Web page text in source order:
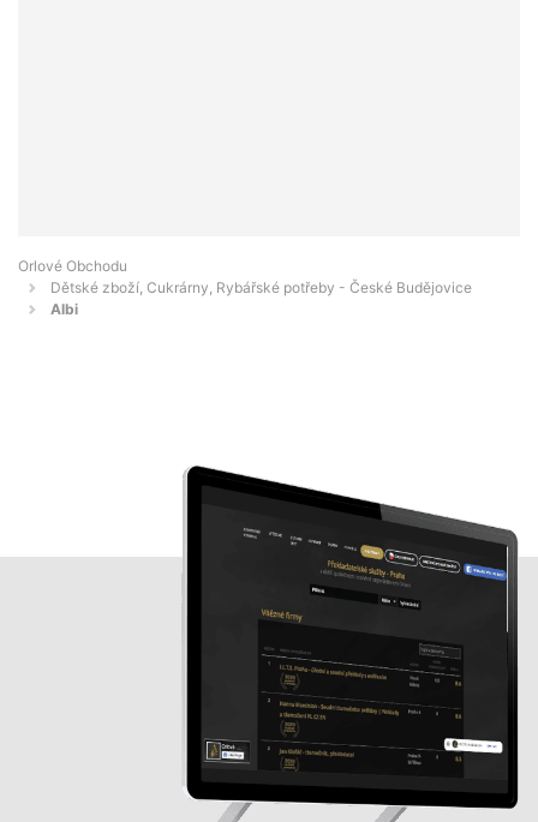
Orlové Obchodu
Dětské zboží, Cukrárny, Rybářské potřeby - České Budějovice
Albi